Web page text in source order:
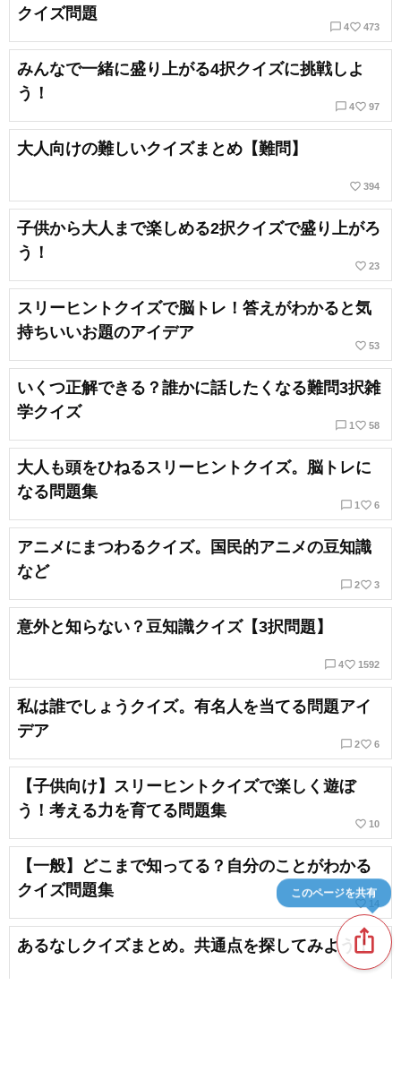
クイズ問題
chat_bubble_outline 4favorite_border 473
みんなで一緒に盛り上がる4択クイズに挑戦しよ
う！
chat_bubble_outline 4favorite_border 97
大人向けの難しいクイズまとめ【難問】
favorite_border 394
子供から大人まで楽しめる2択クイズで盛り上がろ
う！
favorite_border 23
スリーヒントクイズで脳トレ！答えがわかると気
持ちいいお題のアイデア
favorite_border 53
いくつ正解できる？誰かに話したくなる難問3択雑
学クイズ
chat_bubble_outline 1 favorite_border 58
大人も頭をひねるスリーヒントクイズ。脳トレに
なる問題集
chat_bubble_outline 1 favorite_border 6
アニメにまつわるクイズ。国民的アニメの豆知識
など
chat_bubble_outline 2favorite_border 3
意外と知らない？豆知識クイズ【3択問題】
chat_bubble_outline 4favorite_border 1592
私は誰でしょうクイズ。有名人を当てる問題アイ
デア
chat_bubble_outline 2favorite_border 6
【子供向け】スリーヒントクイズで楽しく遊ぼ
う！考える力を育てる問題集
favorite_border 10
【一般】どこまで知ってる？自分のことがわかる
クイズ問題集
favorite_border
あるなしクイズまとめ。共通点を探してみよう！
ios_share
このページを共有